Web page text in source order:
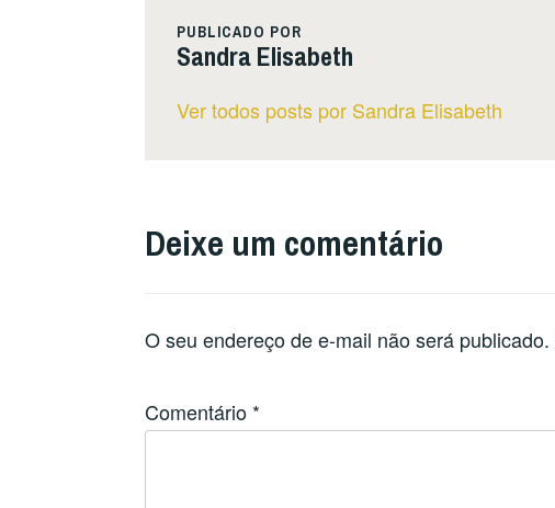
PUBLICADO POR
Sandra Elisabeth
Ver todos posts por Sandra Elisabeth
Deixe um comentário
O seu endereço de e-mail não será publicado.
Comentário *